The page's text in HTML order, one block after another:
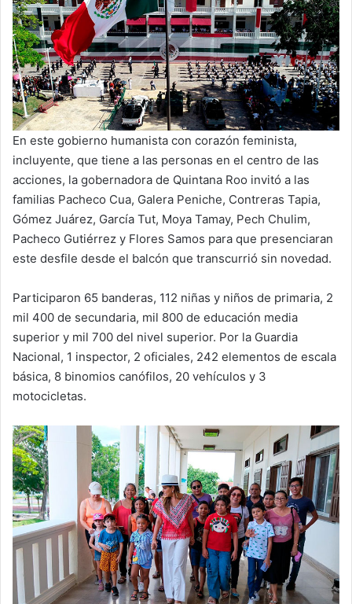
En este gobierno humanista con corazón feminista,
incluyente, que tiene a las personas en el centro de las
acciones, la gobernadora de Quintana Roo invitó a las
familias Pacheco Cua, Galera Peniche, Contreras Tapia,
Gómez Juárez, García Tut, Moya Tamay, Pech Chulim,
Pacheco Gutiérrez y Flores Samos para que presenciaran
este desfile desde el balcón que transcurrió sin novedad.
Participaron 65 banderas, 112 niñas y niños de primaria, 2
mil 400 de secundaria, mil 800 de educación media
superior y mil 700 del nivel superior. Por la Guardia
Nacional, 1 inspector, 2 oficiales, 242 elementos de escala
básica, 8 binomios canófilos, 20 vehículos y 3
motocicletas.